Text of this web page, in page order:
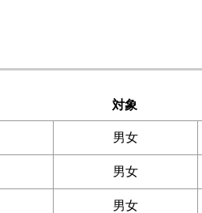
対象
男女
男女
男女